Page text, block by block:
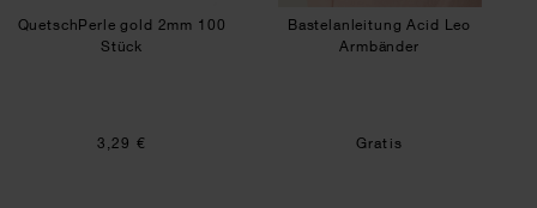
QuetschPerle gold 2mm 100
Stück
3,29 €
Bastelanleitung Acid Leo
Armbänder
Gratis